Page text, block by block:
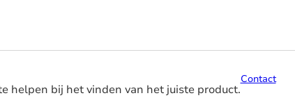
helpen bij het vinden van het juiste product.
Contact